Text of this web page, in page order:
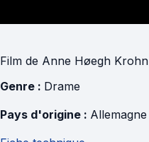
Film de Anne Høegh Krohn
Genre : Drame
Pays d'origine : Allemagne